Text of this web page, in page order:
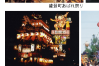
射によってドライバー
街灯の少ない通学路や
大切な愛犬との夜のお
事故のリスクを劇的に
装着は驚くほど簡単で